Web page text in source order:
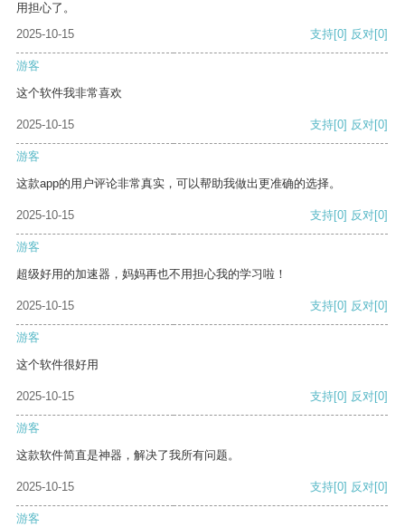
用担心了。
2025-10-15
支持[0] 反对[0]
游客
这个软件我非常喜欢
2025-10-15 支持[0] 反对[0]
游客
这款app的用户评论非常真实，可以帮助我做出更准确的选择。
2025-10-15 支持[0] 反对[0]
游客
超级好用的加速器，妈妈再也不用担心我的学习啦！
2025-10-15 支持[0] 反对[0]
游客
这个软件很好用
2025-10-15 支持[0] 反对[0]
游客
这款软件简直是神器，解决了我所有问题。
2025-10-15 支持[0] 反对[0]
游客